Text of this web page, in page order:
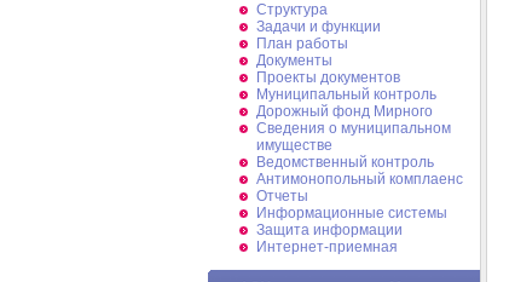
Структура
Задачи и функции
План работы
Документы
Проекты документов
Муниципальный контроль
Дорожный фонд Мирного
Cведения о муниципальном
имуществе
Ведомственный контроль
Антимонопольный комплаенс
Отчеты
Информационные системы
Защита информации
Интернет-приемная